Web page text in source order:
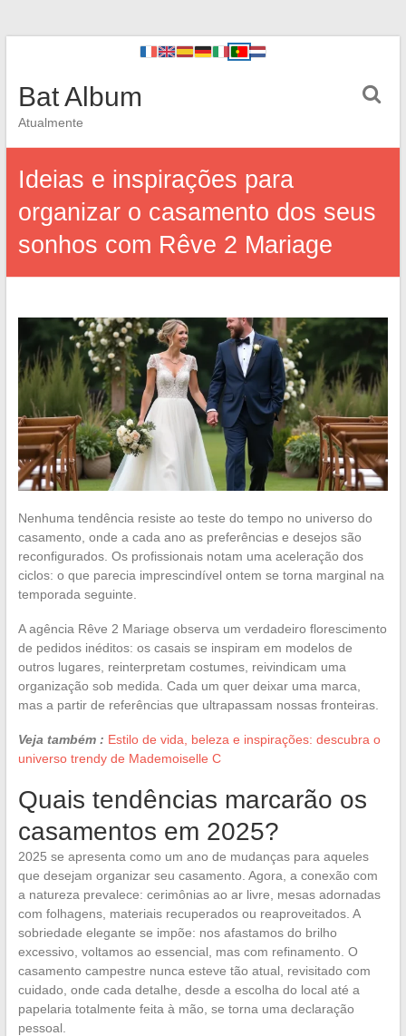
Bat Album
Atualmente
Ideias e inspirações para
organizar o casamento dos seus
sonhos com Rêve 2 Mariage
Nenhuma tendência resiste ao teste do tempo no universo do
casamento, onde a cada ano as preferências e desejos são
reconfigurados. Os profissionais notam uma aceleração dos
ciclos: o que parecia imprescindível ontem se torna marginal na
temporada seguinte.
A agência Rêve 2 Mariage observa um verdadeiro florescimento
de pedidos inéditos: os casais se inspiram em modelos de
outros lugares, reinterpretam costumes, reivindicam uma
organização sob medida. Cada um quer deixar uma marca,
mas a partir de referências que ultrapassam nossas fronteiras.
Veja também : Estilo de vida, beleza e inspirações: descubra o
universo trendy de Mademoiselle C
Quais tendências marcarão os
casamentos em 2025?
2025 se apresenta como um ano de mudanças para aqueles
que desejam organizar seu casamento. Agora, a conexão com
a natureza prevalece: cerimônias ao ar livre, mesas adornadas
com folhagens, materiais recuperados ou reaproveitados. A
sobriedade elegante se impõe: nos afastamos do brilho
excessivo, voltamos ao essencial, mas com refinamento. O
casamento campestre nunca esteve tão atual, revisitado com
cuidado, onde cada detalhe, desde a escolha do local até a
papelaria totalmente feita à mão, se torna uma declaração
pessoal.